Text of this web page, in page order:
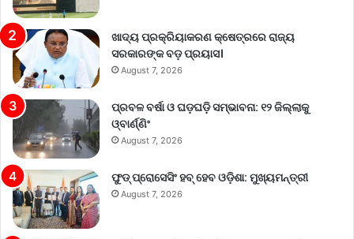
ଖାଦ୍ୟ ପ୍ରକ୍ରିୟାକରଣ କ୍ଷେତ୍ରରେ ରାଜ୍ୟ
ସରକାରଙ୍କ ବଡ଼ ପ୍ରୟାସ।
August 7, 2026
ପ୍ରବଳ ବର୍ଷା ଓ ଘଡ଼ଘଡ଼ି ସମ୍ଭାବନା: ୧୨ ଜିଲ୍ଲାକୁ
ଓ୍ବାର୍ଣ୍ଣିଂ
August 7, 2026
ଫୁଡ୍ ପ୍ରୋସେସିଂ ହବ୍ ହେବ ଓଡ଼ିଶା: ମୁଖ୍ୟମନ୍ତ୍ରୀ
August 7, 2026